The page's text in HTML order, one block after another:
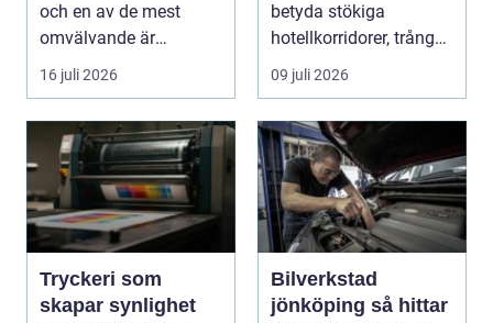
och en av de mest
omvälvande är
n&aum...
16 juli 2026
betyda stökiga
hotellkorridorer, trånga
mötesrum och brus
09 juli 2026
Tryckeri som
skapar synlighet
Bilverkstad
jönköping så hittar